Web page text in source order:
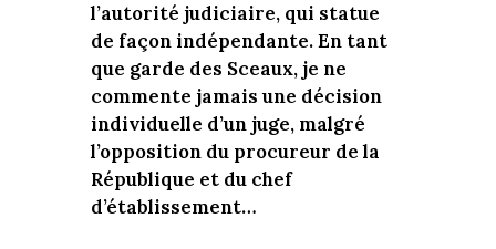
l’autorité judiciaire, qui statue
de façon indépendante. En tant
que garde des Sceaux, je ne
commente jamais une décision
individuelle d’un juge, malgré
l’opposition du procureur de la
République et du chef
d’établissement…